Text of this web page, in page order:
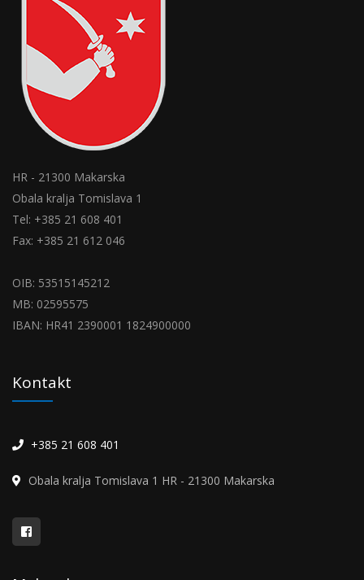
HR - 21300 Makarska
Obala kralja Tomislava 1
Tel: +385 21 608 401
Fax: +385 21 612 046
OIB: 53515145212
MB: 02595575
IBAN: HR41 2390001 1824900000
Kontakt
+385 21 608 401
Obala kralja Tomislava 1 HR - 21300 Makarska